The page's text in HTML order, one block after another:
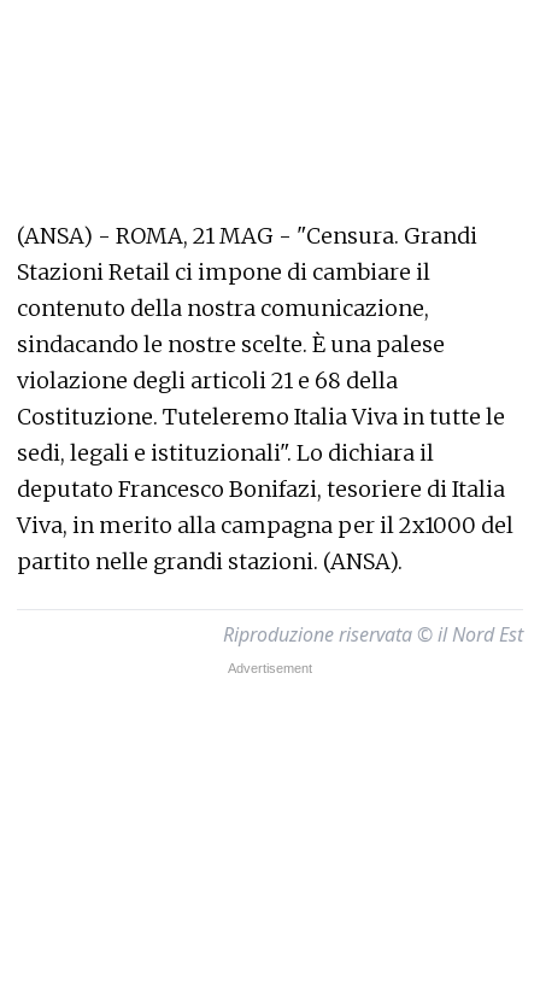
(ANSA) - ROMA, 21 MAG - "Censura. Grandi
Stazioni Retail ci impone di cambiare il
contenuto della nostra comunicazione,
sindacando le nostre scelte. È una palese
violazione degli articoli 21 e 68 della
Costituzione. Tuteleremo Italia Viva in tutte le
sedi, legali e istituzionali". Lo dichiara il
deputato Francesco Bonifazi, tesoriere di Italia
Viva, in merito alla campagna per il 2x1000 del
partito nelle grandi stazioni. (ANSA).
Riproduzione riservata © il Nord Est